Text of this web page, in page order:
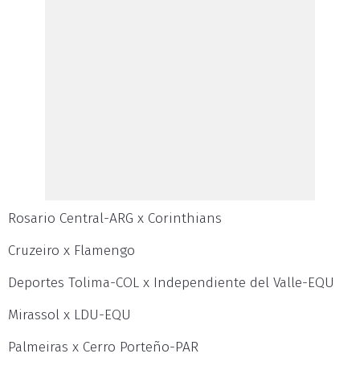
Rosario Central-ARG x Corinthians
Cruzeiro x Flamengo
Deportes Tolima-COL x Independiente del Valle-EQU
Mirassol x LDU-EQU
Palmeiras x Cerro Porteño-PAR